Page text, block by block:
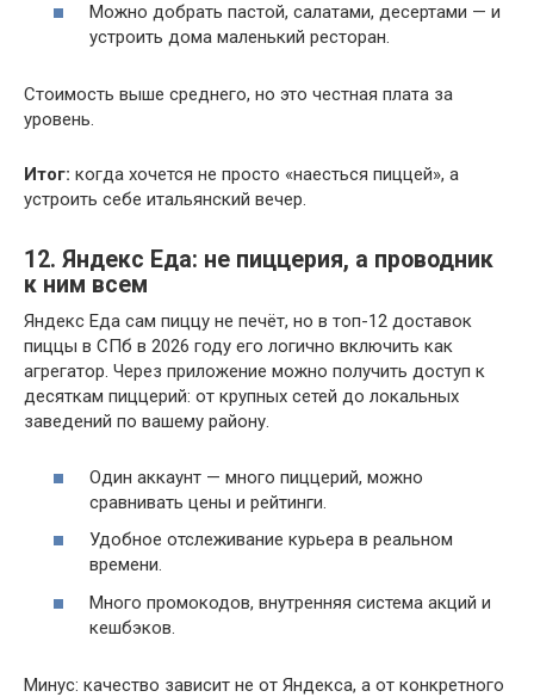
Можно добрать пастой, салатами, десертами — и
устроить дома маленький ресторан.
Стоимость выше среднего, но это честная плата за
уровень.
Итог: когда хочется не просто «наесться пиццей», а
устроить себе итальянский вечер.
12. Яндекс Еда: не пиццерия, а проводник
к ним всем
Яндекс Еда сам пиццу не печёт, но в топ-12 доставок
пиццы в СПб в 2026 году его логично включить как
агрегатор. Через приложение можно получить доступ к
десяткам пиццерий: от крупных сетей до локальных
заведений по вашему району.
Один аккаунт — много пиццерий, можно
сравнивать цены и рейтинги.
Удобное отслеживание курьера в реальном
времени.
Много промокодов, внутренняя система акций и
кешбэков.
Минус: качество зависит не от Яндекса, а от конкретного